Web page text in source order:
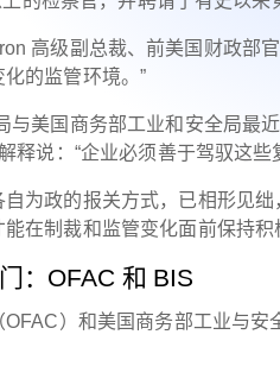
高级副总裁、前美国财政部
的监管环境。”
与美国商务部工业和安全局最
释说：“企业必须善于驾驭这
为政的报关方式，已相形见
在制裁和监管变化面前保持积
：OFAC 和 BIS
）和美国商务部工业与